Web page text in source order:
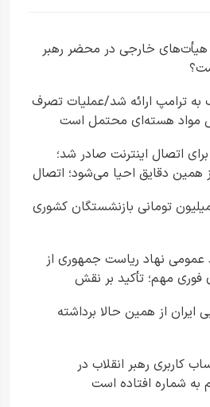
هیأت‌های خارجی در محضر رهبر
ترامپ ارائه شد/عملیات تصرف
مواد هسته‌ای محتمل است
اتصال اینترنت صادر شد؛
همین دقایق احیا می‌شود؛ اتصال
ثبت‌نام وام ۷۵ میلیون تومانی بازنشستگان کشوری
عمومی نهاد ریاست جمهوری از
فوری مهم؛ تأکید بر نقش
در ارتقای آگاهی عمومی
ایران از همین حالا برداشته
رهبر انقلاب در
به شماره افتاده است​